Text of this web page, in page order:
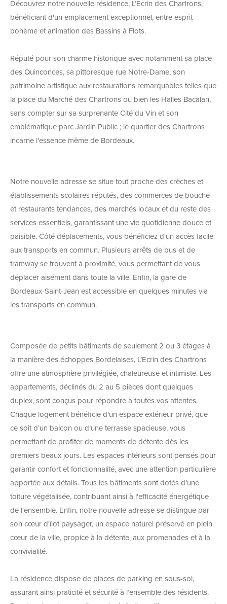
Découvrez notre nouvelle résidence, L’Ecrin des Chartrons,
bénéficiant d'un emplacement exceptionnel, entre esprit
bohème et animation des Bassins à Flots.
Réputé pour son charme historique avec notamment sa place
des Quinconces, sa pittoresque rue Notre-Dame, son
patrimoine artistique aux restaurations remarquables telles que
la place du Marché des Chartrons ou bien les Halles Bacalan,
sans compter sur sa surprenante Cité du Vin et son
emblématique parc Jardin Public ; le quartier des Chartrons
incarne l'essence même de Bordeaux.
Notre nouvelle adresse se situe tout proche des crèches et
établissements scolaires réputés, des commerces de bouche
et restaurants tendances, des marchés locaux et du reste des
services essentiels, garantissant une vie quotidienne douce et
paisible. Côté déplacements, vous bénéficiez d'un accès facile
aux transports en commun. Plusieurs arrêts de bus et de
tramway se trouvent à proximité, vous permettant de vous
déplacer aisément dans toute la ville. Enfin, la gare de
Bordeaux-Saint-Jean est accessible en quelques minutes via
les transports en commun.
Composée de petits bâtiments de seulement 2 ou 3 étages à
la manière des échoppes Bordelaises, L’Ecrin des Chartrons
offre une atmosphère privilégiée, chaleureuse et intimiste. Les
appartements, déclinés du 2 au 5 pièces dont quelques
duplex, sont conçus pour répondre à toutes vos attentes.
Chaque logement bénéficie d'un espace extérieur privé, que
ce soit d’un balcon ou d’une terrasse spacieuse, vous
permettant de profiter de moments de détente dès les
premiers beaux jours. Les espaces intérieurs sont pensés pour
garantir confort et fonctionnalité, avec une attention particulière
apportée aux détails. Tous les bâtiments sont dotés d’une
toiture végétalisée, contribuant ainsi à l'efficacité énergétique
de l'ensemble. Enfin, notre nouvelle adresse se distingue par
son cœur d'îlot paysager, un espace naturel préservé en plein
cœur de la ville, propice à la détente, aux promenades et à la
convivialité.
La résidence dispose de places de parking en sous-sol,
assurant ainsi praticité et sécurité à l’ensemble des résidents.